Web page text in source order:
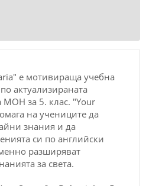
е мотивираща учебна
актуализираната
МОН за 5. клас. "Your
на учениците да
знания и да
си по английски
разширяват
за света.